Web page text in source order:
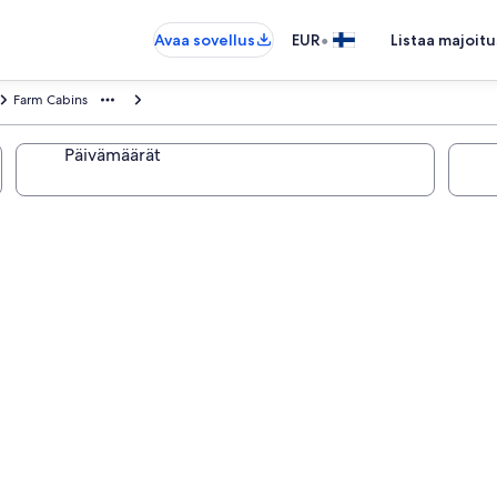
Avaa sovellus
EUR• Listaa
Farm Cabins
Päivämäärät